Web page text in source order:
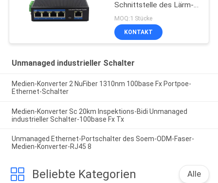
Schnittstelle des Lärm-
IP40 Hafen-des Gigabit-
Rj45 UTP
MOQ:1 Stücke
KONTAKT
Unmanaged industrieller Schalter
Medien-Konverter 2 NuFiber 1310nm 100base Fx Portpoe-
Ethernet-Schalter
Medien-Konverter Sc 20km Inspektions-Bidi Unmanaged
industrieller Schalter-100base Fx Tx
Unmanaged Ethernet-Portschalter des Soem-ODM-Faser-
Medien-Konverter-RJ45 8
Beliebte Kategorien Alle